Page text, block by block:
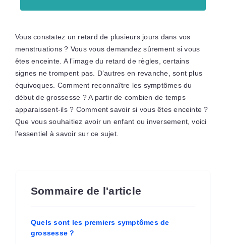
Vous constatez un retard de plusieurs jours dans vos
menstruations ? Vous vous demandez sûrement si vous
êtes enceinte. A l’image du retard de règles, certains
signes ne trompent pas. D’autres en revanche, sont plus
équivoques. Comment reconnaître les symptômes du
début de grossesse ? A partir de combien de temps
apparaissent-ils ? Comment savoir si vous êtes enceinte ?
Que vous souhaitiez avoir un enfant ou inversement, voici
l’essentiel à savoir sur ce sujet.
Sommaire de l'article
Quels sont les premiers symptômes de
grossesse ?